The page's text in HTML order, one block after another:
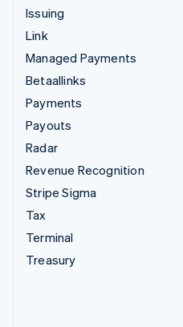
Issuing
Link
Managed Payments
Betaallinks
Payments
Payouts
Radar
Revenue Recognition
Stripe Sigma
Tax
Terminal
Treasury